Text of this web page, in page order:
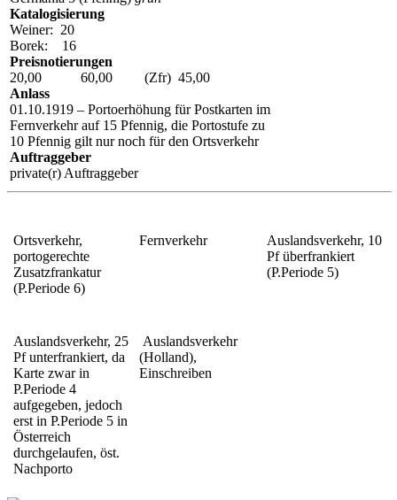
Katalogisierung
Weiner: 20
Borek: 16
Preisnotierungen
20,00 60,00 (Zfr) 45,00
Anlass
01.10.1919 – Portoerhöhung für Postkarten im
Fernverkehr auf 15 Pfennig, die Portostufe zu
10 Pfennig gilt nur noch für den Ortsverkehr
Auftraggeber
private(r) Auftraggeber
Ortsverkehr,
portogerechte
Zusatzfrankatur
(P.Periode 6)
Fernverkehr
Auslandsverkehr, 10
Pf überfrankiert
(P.Periode 5)
Auslandsverkehr, 25
Pf unterfrankiert, da
Karte zwar in
P.Periode 4
aufgegeben, jedoch
erst in P.Periode 5 in
Österreich
durchgelaufen, öst.
Nachporto
Auslandsverkehr
(Holland),
Einschreiben